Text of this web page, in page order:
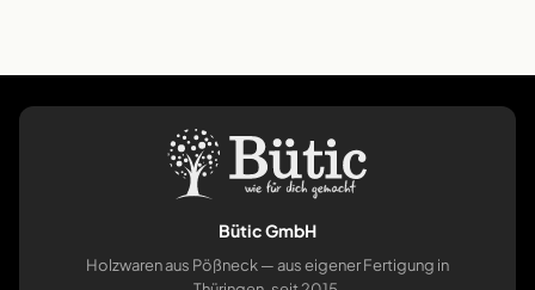
Bütic GmbH
Holzwaren aus Pößneck — aus eigener Fertigung in